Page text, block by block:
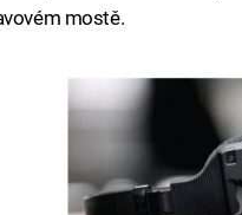
mostě.